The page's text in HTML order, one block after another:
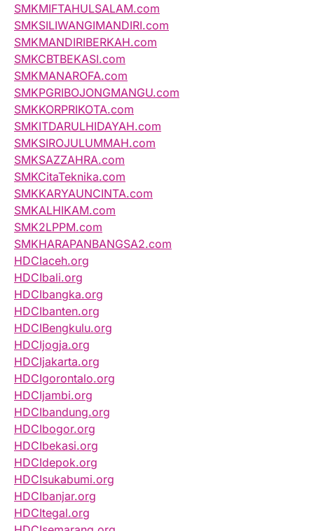
SMKMIFTAHULSALAM.com
SMKSILIWANGIMANDIRI.com
SMKMANDIRIBERKAH.com
SMKCBTBEKASI.com
SMKMANAROFA.com
SMKPGRIBOJONGMANGU.com
SMKKORPRIKOTA.com
SMKITDARULHIDAYAH.com
SMKSIROJULUMMAH.com
SMKSAZZAHRA.com
SMKCitaTeknika.com
SMKKARYAUNCINTA.com
SMKALHIKAM.com
SMK2LPPM.com
SMKHARAPANBANGSA2.com
HDCIaceh.org
HDCIbali.org
HDCIbangka.org
HDCIbanten.org
HDCIBengkulu.org
HDCIjogja.org
HDCIjakarta.org
HDCIgorontalo.org
HDCIjambi.org
HDCIbandung.org
HDCIbogor.org
HDCIbekasi.org
HDCIdepok.org
HDCIsukabumi.org
HDCIbanjar.org
HDCItegal.org